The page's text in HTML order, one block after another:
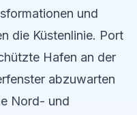
und
die Küstenlinie. Port
Hafen an der
abzuwarten
Nord- und